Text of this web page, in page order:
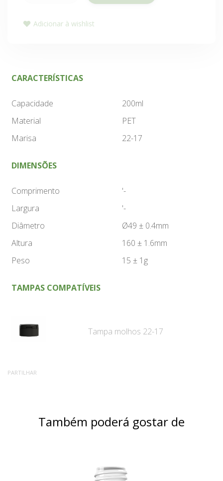
Adicionar à wishlist
CARACTERÍSTICAS
Capacidade
200ml
Material
PET
Marisa
22-17
DIMENSÕES
Comprimento
'-
Largura
'-
Diâmetro
Ø49 ± 0.4mm
Altura
160 ± 1.6mm
Peso
15 ± 1g
TAMPAS COMPATÍVEIS
Tampa molhos 22-17
PARTILHAR
Também poderá gostar de